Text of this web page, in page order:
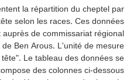
la répartition du cheptel par
selon les races. Ces données
auprès de commissariat régional
de Ben Arous. L'unité de mesure
tête". Le tableau des données se
compose des colonnes ci-dessous: